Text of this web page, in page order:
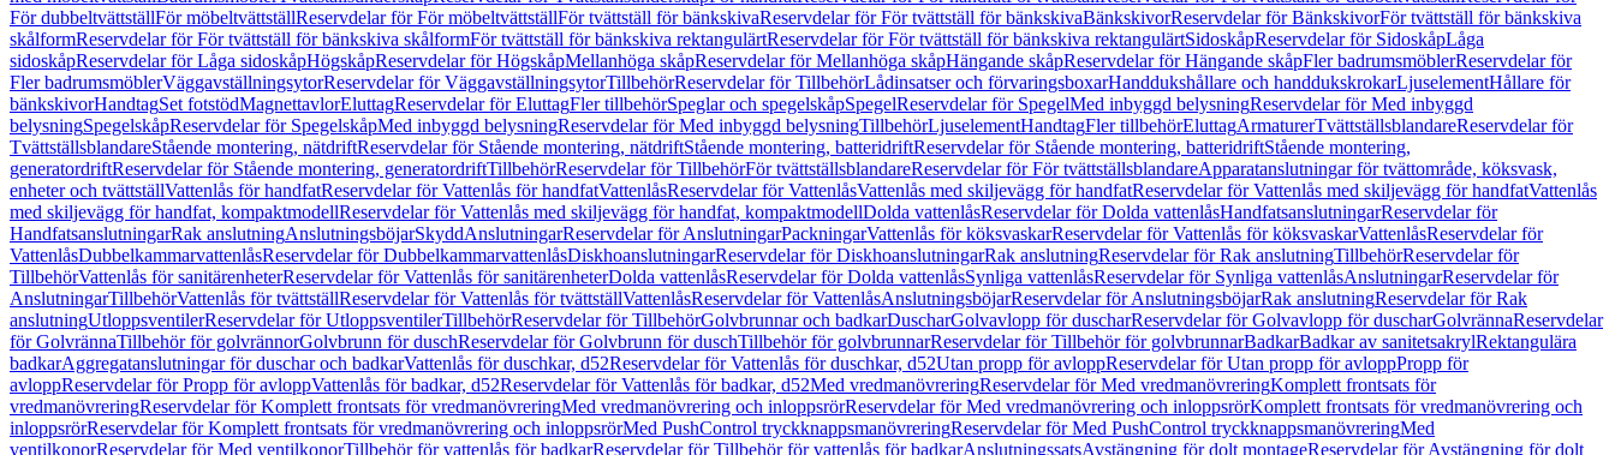
För dubbeltvättställFör möbeltvättställReservdelar för För möbeltvättställFör tvättställ för bänkskivaReservdelar för För tvättställ för bänkskivaBänkskivorReservdelar för BänkskivorFör tvättställ för bänkskiva
skålformReservdelar för För tvättställ för bänkskiva skålformFör tvättställ för bänkskiva rektangulärtReservdelar för För tvättställ för bänkskiva rektangulärtSidoskåpReservdelar för SidoskåpLåga
sidoskåpReservdelar för Låga sidoskåpHögskåpReservdelar för HögskåpMellanhöga skåpReservdelar för Mellanhöga skåpHängande skåpReservdelar för Hängande skåpFler badrumsmöblerReservdelar för
Fler badrumsmöblerVäggavställningsytorReservdelar för VäggavställningsytorTillbehörReservdelar för TillbehörLådinsatser och förvaringsboxarHanddukshållare och handdukskrokarLjuselementHållare för
bänkskivorHandtagSet fotstödMagnettavlorEluttagReservdelar för EluttagFler tillbehörSpeglar och spegelskåpSpegelReservdelar för SpegelMed inbyggd belysningReservdelar för Med inbyggd
belysningSpegelskåpReservdelar för SpegelskåpMed inbyggd belysningReservdelar för Med inbyggd belysningTillbehörLjuselementHandtagFler tillbehörEluttagArmaturerTvättställsblandareReservdelar för
TvättställsblandareStående montering, nätdriftReservdelar för Stående montering, nätdriftStående montering, batteridriftReservdelar för Stående montering, batteridriftStående montering,
generatordriftReservdelar för Stående montering, generatordriftTillbehörReservdelar för TillbehörFör tvättställsblandareReservdelar för För tvättställsblandareApparatanslutningar för tvättområde, köksvask,
enheter och tvättställVattenlås för handfatReservdelar för Vattenlås för handfatVattenlåsReservdelar för VattenlåsVattenlås med skiljevägg för handfatReservdelar för Vattenlås med skiljevägg för handfatVattenlås
med skiljevägg för handfat, kompaktmodellReservdelar för Vattenlås med skiljevägg för handfat, kompaktmodellDolda vattenlåsReservdelar för Dolda vattenlåsHandfatsanslutningarReservdelar för
HandfatsanslutningarRak anslutningAnslutningsböjarSkyddAnslutningarReservdelar för AnslutningarPackningarVattenlås för köksvaskarReservdelar för Vattenlås för köksvaskarVattenlåsReservdelar för
VattenlåsDubbelkammarvattenlåsReservdelar för DubbelkammarvattenlåsDiskhoanslutningarReservdelar för DiskhoanslutningarRak anslutningReservdelar för Rak anslutningTillbehörReservdelar för
TillbehörVattenlås för sanitärenheterReservdelar för Vattenlås för sanitärenheterDolda vattenlåsReservdelar för Dolda vattenlåsSynliga vattenlåsReservdelar för Synliga vattenlåsAnslutningarReservdelar för
AnslutningarTillbehörVattenlås för tvättställReservdelar för Vattenlås för tvättställVattenlåsReservdelar för VattenlåsAnslutningsböjarReservdelar för AnslutningsböjarRak anslutningReservdelar för Rak
anslutningUtloppsventilerReservdelar för UtloppsventilerTillbehörReservdelar för TillbehörGolvbrunnar och badkarDuscharGolvavlopp för duscharReservdelar för Golvavlopp för duscharGolvrännaReservdelar
för GolvrännaTillbehör för golvrännorGolvbrunn för duschReservdelar för Golvbrunn för duschTillbehör för golvbrunnarReservdelar för Tillbehör för golvbrunnarBadkarBadkar av sanitetsakrylRektangulära
badkarAggregatanslutningar för duschar och badkarVattenlås för duschkar, d52Reservdelar för Vattenlås för duschkar, d52Utan propp för avloppReservdelar för Utan propp för avloppPropp för
avloppReservdelar för Propp för avloppVattenlås för badkar, d52Reservdelar för Vattenlås för badkar, d52Med vredmanövreringReservdelar för Med vredmanövreringKomplett frontsats för
vredmanövreringReservdelar för Komplett frontsats för vredmanövreringMed vredmanövrering och inloppsrörReservdelar för Med vredmanövrering och inloppsrörKomplett frontsats för vredmanövrering och
inloppsrörReservdelar för Komplett frontsats för vredmanövrering och inloppsrörMed PushControl tryckknappsmanövreringReservdelar för Med PushControl tryckknappsmanövreringMed
ventilkonorReservdelar för Med ventilkonorTillbehör för vattenlås för badkarReservdelar för Tillbehör för vattenlås för badkarAnslutningssatsAvstängning för dolt montageReservdelar för Avstängning för dolt